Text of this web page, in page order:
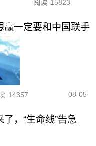
阅读 15823
赢一定要和中国联手
14357 08-05
，“生命线”告急